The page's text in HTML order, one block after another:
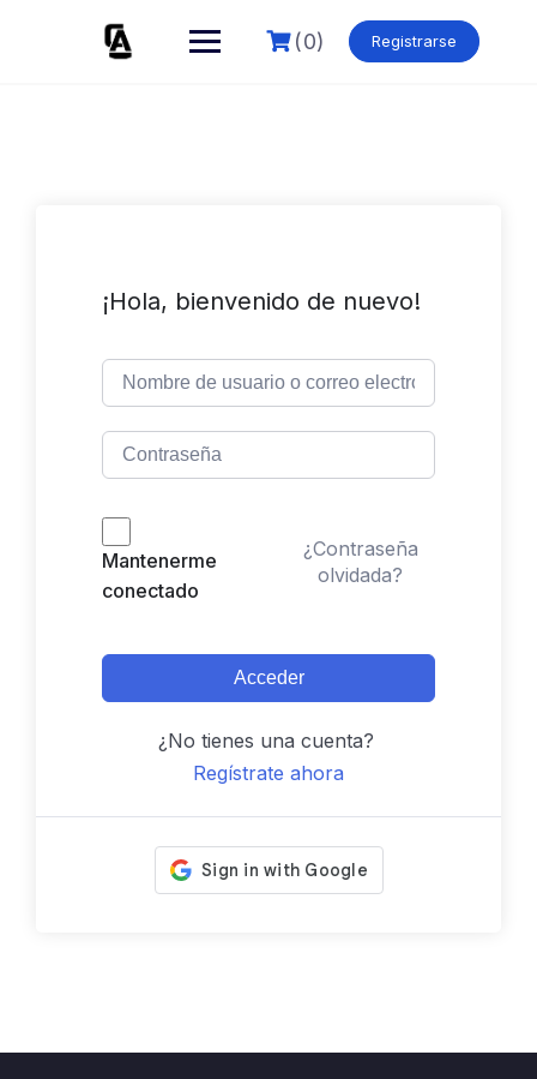
(0) Registrarse
¡Hola, bienvenido de nuevo!
Mantenerme
conectado
¿Contraseña
olvidada?
Acceder
¿No tienes una cuenta?
Regístrate ahora